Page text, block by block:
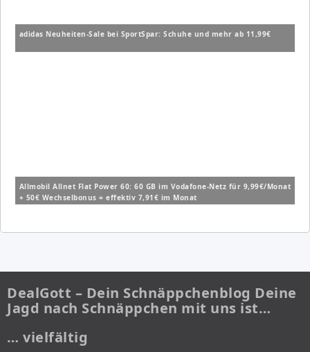
adidas Neuheiten-Sale bei SportSpar: Schuhe und mehr ab 11,99€
Allmobil Allnet Flat Power 60: 60 GB im Vodafone-Netz für 9,99€/Monat
+ 50€ Wechselbonus = effektiv 7,91€ im Monat
DealGott – Dein Schnäppchenblog Deine
Jagd nach Schnäppchen mit uns ist…
… vielfältig